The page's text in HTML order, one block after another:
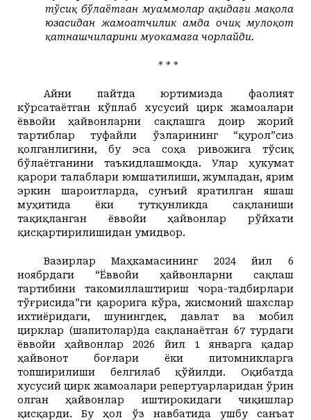
тўсиқ бўлаётган муаммолар ҳақидаги мақола
юзасидан жамоатчилик ҳамда очиқ мулоқот
қатнашчиларини муҳокамага чорлайди.
* * *
Айни пайтда юртимизда фаолият
кўрсатаётган кўплаб хусусий цирк жамоалари
ёввойи ҳайвонларни сақлашга доир жорий
тартиблар туфайли ўзларининг “қурол”сиз
қолганлигини, бу эса соҳа ривожига тўсиқ
бўлаётганини таъкидлашмоқда. Улар ҳукумат
қарори талаблари юмшатилиши, жумладан, ярим
эркин шароитларда, сунъий яратилган яшаш
муҳитида ёки тутқунликда сақланиши
тақиқланган ёввойи ҳайвонлар рўйхати
қисқартирилишидан умидвор.
Вазирлар Маҳкамасининг 2024 йил 6
ноябрдаги “Ёввойи ҳайвонларни сақлаш
тартибини такомиллаштириш чора-тадбирлари
тўғрисида”ги қарорига кўра, жисмоний шахслар
ихтиёридаги, шунингдек, давлат ва мобил
цирклар (шапитолар)да сақланаётган 67 турдаги
ёввойи ҳайвонлар 2026 йил 1 январга қадар
ҳайвонот боғлари ёки питомникларга
топширилиши белгилаб қўйилди. Оқибатда
хусусий цирк жамоалари репертуарларидан ўрин
олган ҳайвонлар иштирокидаги чиқишлар
қисқарди. Бу ҳол ўз навбатида ушбу санъат